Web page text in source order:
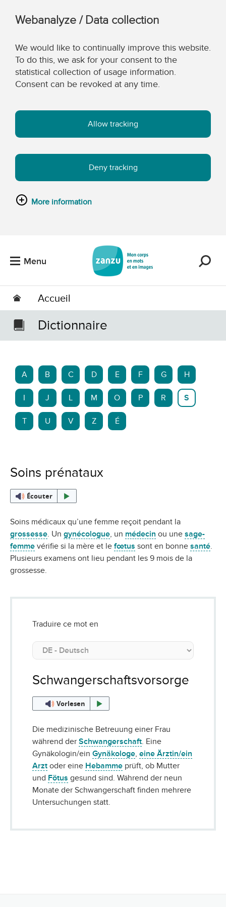
Webanalyze / Data collection
We would like to continually improve this website.
To do this, we ask for your consent to the
statistical collection of usage information.
Consent can be revoked at any time.
Allow tracking
Deny tracking
More information
Menu
Accueil
Dictionnaire
A B C D E F G H
J L M O P R S
T U V Z É
Soins prénataux
Écouter
Soins médicaux qu’une femme reçoit pendant la
grossesse. Un gynécologue, un médecin ou une sage-
femme vérifie si la mère et le fœtus sont en bonne santé.
Plusieurs examens ont lieu pendant les 9 mois de la
grossesse.
Traduire ce mot en
Schwangerschaftsvorsorge
Vorlesen
Die medizinische Betreuung einer Frau
während der Schwangerschaft. Eine
Gynäkologin/ein Gynäkologe, eine Ärztin/ein
Arzt oder eine Hebamme prüft, ob Mutter
und Fötus gesund sind. Während der neun
Monate der Schwangerschaft finden mehrere
Untersuchungen statt.